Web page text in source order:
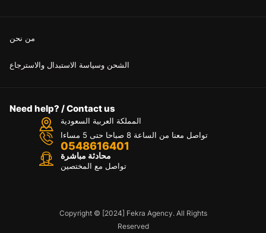
من نحن
الشحن وسياسة الاستبدال والاسترجاع
Need help? / Contact us
المملكة العربية السعودية
تواصل معنا من الساعة 8 صباحا حتى 5 مساءا
0548616401
محادثة مباشرة
تواصل مع المختصين
Copyright © [2024] Fekra Agency. All Rights
Reserved